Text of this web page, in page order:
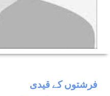
فرشتوں کے قیدی